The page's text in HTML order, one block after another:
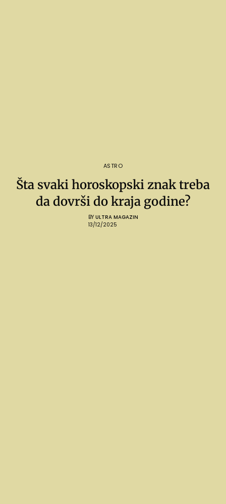
ASTRO
Šta svaki horoskopski znak treba
da dovrši do kraja godine?
BY ULTRA MAGAZIN
13/12/2025